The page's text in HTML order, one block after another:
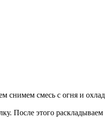
снимем смесь с огня и
После этого